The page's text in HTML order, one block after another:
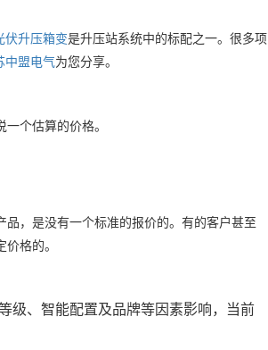
伏升压箱变是升压站系统中的标配之一。很多项
中盟电气为您分享。
个估算的价格。
，是没有一个标准的报价的。有的客户甚至
格的。
级、智能配置及品牌等因素影响，当前